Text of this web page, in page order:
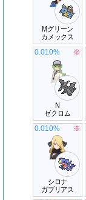
Mグリーン
カメックス
N
ゼクロム
0.010% ※
シロナ
ガブリアス
0.010% ※